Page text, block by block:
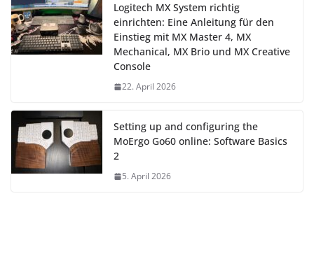
Logitech MX System richtig
einrichten: Eine Anleitung für den
Einstieg mit MX Master 4, MX
Mechanical, MX Brio und MX Creative
Console
22. April 2026
Setting up and configuring the
MoErgo Go60 online: Software Basics
2
5. April 2026